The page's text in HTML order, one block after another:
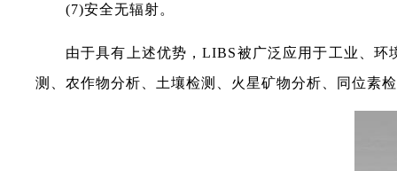
(7)安全无辐射。
由于具有上述优势，LIBS被广泛应用于工业、
测、农作物分析、土壤检测、火星矿物分析、同位素